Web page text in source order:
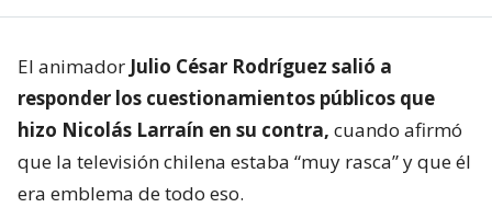
El animador Julio César Rodríguez salió a
responder los cuestionamientos públicos que
hizo Nicolás Larraín en su contra, cuando afirmó
que la televisión chilena estaba “muy rasca” y que él
era emblema de todo eso.